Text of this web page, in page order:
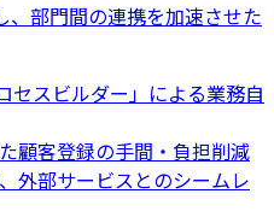
、部門間の連携を加速させた
セスビルダー」による業務自
顧客登録の手間・負担削減
外部サービスとのシームレ